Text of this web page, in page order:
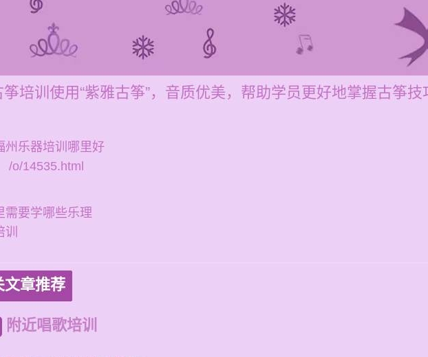
培训使用“紫雅古筝”，音质优美，帮助学员更好地掌握古筝技
州乐器培训哪里好
/o/14535.html
需要学哪些乐理
训
文章推荐
附近唱歌培训